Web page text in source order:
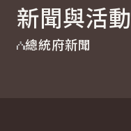
新聞與活動
總統府新聞